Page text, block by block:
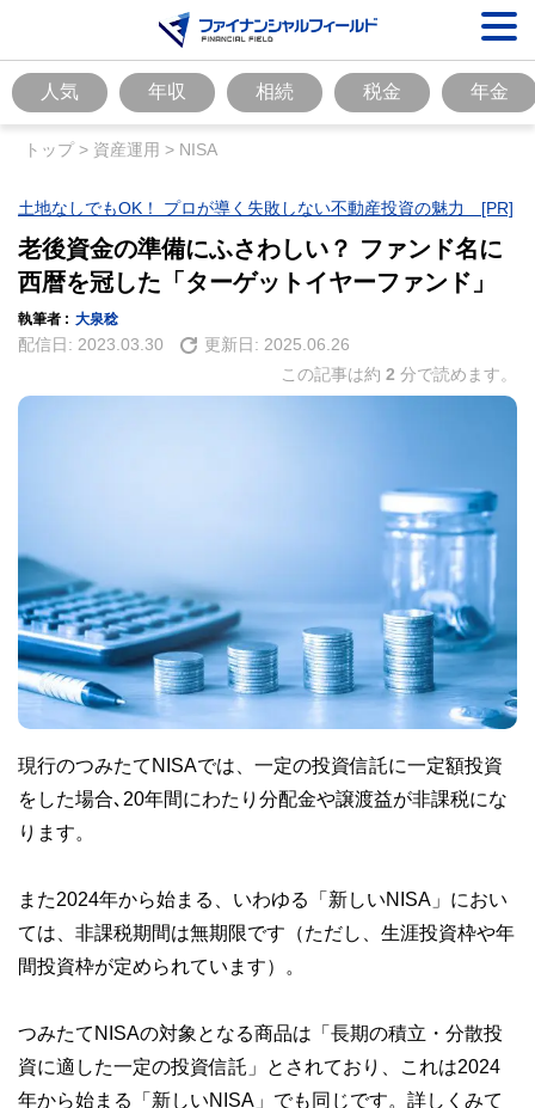
人気 年収 相続 税金 年金
トップ> 資産運用 > NISA
土地なしでもOK！ プロが導く失敗しない不動産投資の魅力 [PR]
老後資金の準備にふさわしい？ ファンド名に
西暦を冠した「ターゲットイヤーファンド」
執筆者 : 大泉稔
配信日: 2023.03.30 更新日: 2025.06.26
この記事は約 2 分で読めます。
現行のつみたてNISAでは、一定の投資信託に一定額投資
をした場合､20年間にわたり分配金や譲渡益が非課税にな
ります。
また2024年から始まる、いわゆる「新しいNISA」におい
ては、非課税期間は無期限です（ただし、生涯投資枠や年
間投資枠が定められています）。
つみたてNISAの対象となる商品は「長期の積立・分散投
資に適した一定の投資信託」とされており、これは2024
年から始まる「新しいNISA」でも同じです。詳しくみて